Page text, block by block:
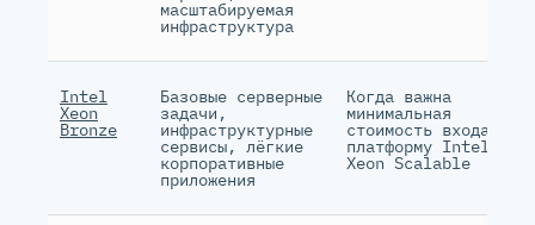
масштабируемая
инфраструктура
Intel
Xeon
Bronze
Базовые серверные
задачи,
инфраструктурные
сервисы, лёгкие
корпоративные
приложения
Когда важна
минимальная
стоимость входа в
платформу Intel
Xeon Scalable